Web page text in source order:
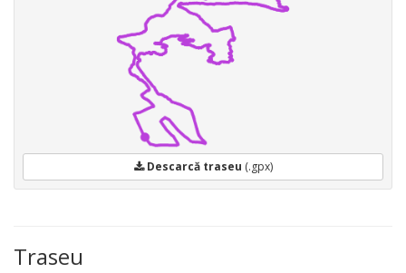
Descarcă traseu (.gpx)
Traseu